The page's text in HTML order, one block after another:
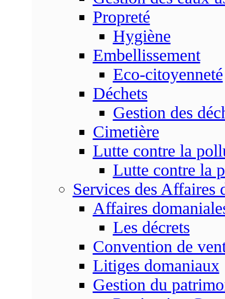
Propreté
Hygiène
Embellissement
Eco-citoyenneté
Déchets
Gestion des
Cimetière
Lutte contre la
Lutte contre la
Services des Affaires
Affaires
Les décrets
Convention de
Litiges domaniaux
Gestion du